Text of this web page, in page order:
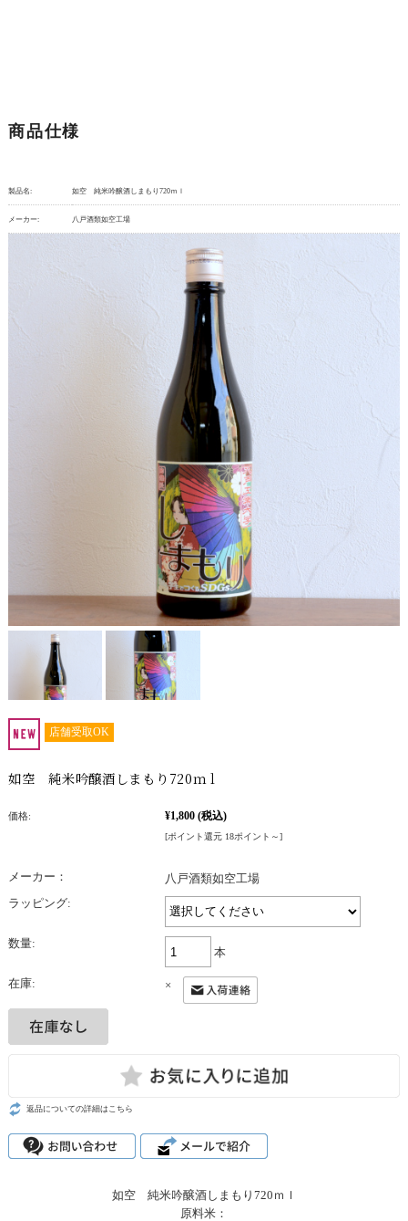
商品仕様
製品名: 如空 純米吟醸酒しまもり720ｍｌ
メーカー: 八戸酒類如空工場
店舗受取OK
如空 純米吟醸酒しまもり720ｍｌ
価格: ¥1,800 (税込)
[ポイント還元 18ポイント～]
メーカー：
八戸酒類如空工場
ラッピング:
数量:
本
在庫: ×
返品についての詳細はこちら
如空 純米吟醸酒しまもり720ｍｌ
原料米：